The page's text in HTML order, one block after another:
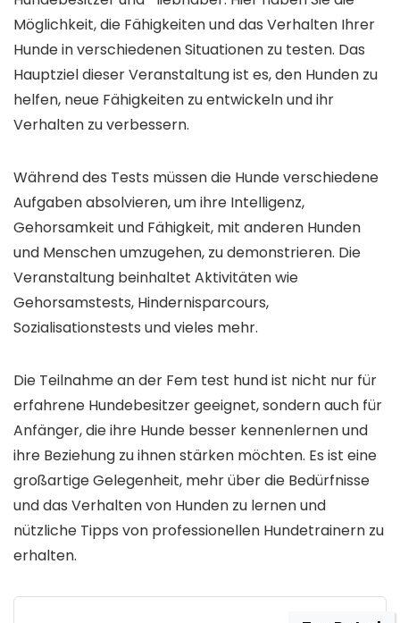
Möglichkeit, die Fähigkeiten und das Verhalten Ihrer
Hunde in verschiedenen Situationen zu testen. Das
Hauptziel dieser Veranstaltung ist es, den Hunden zu
helfen, neue Fähigkeiten zu entwickeln und ihr
Verhalten zu verbessern.
Während des Tests müssen die Hunde verschiedene
Aufgaben absolvieren, um ihre Intelligenz,
Gehorsamkeit und Fähigkeit, mit anderen Hunden
und Menschen umzugehen, zu demonstrieren. Die
Veranstaltung beinhaltet Aktivitäten wie
Gehorsamstests, Hindernisparcours,
Sozialisationstests und vieles mehr.
Die Teilnahme an der Fem test hund ist nicht nur für
erfahrene Hundebesitzer geeignet, sondern auch für
Anfänger, die ihre Hunde besser kennenlernen und
ihre Beziehung zu ihnen stärken möchten. Es ist eine
großartige Gelegenheit, mehr über die Bedürfnisse
und das Verhalten von Hunden zu lernen und
nützliche Tipps von professionellen Hundetrainern zu
erhalten.